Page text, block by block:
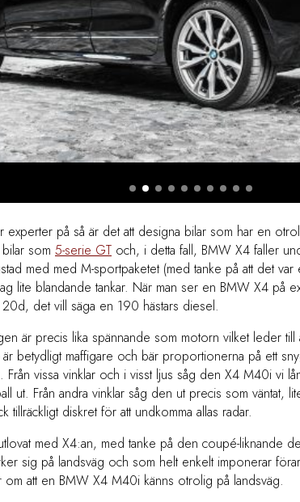
experter på så är det att designa bilar som har en
som 5-serie GT och, i detta fall, BMW X4 faller
med med M-sportpaketet (med tanke på att det
lite blandande tankar. När man ser en BMW X4 på
det vill säga en 190 hästars diesel.
är precis lika spännande som motorn vilket leder till
betydligt maffigare och bär proportionerna på ett
vissa vinklar och i visst ljus såg den X4 M40i vi
ut. Från andra vinklar såg den ut precis som väntat,
diskret för att undkomma allas radar.
med X4:an, med tanke på den coupé-liknande
sig på landsväg och som helt enkelt imponerar
att en BMW X4 M40i känns otrolig på landsväg.